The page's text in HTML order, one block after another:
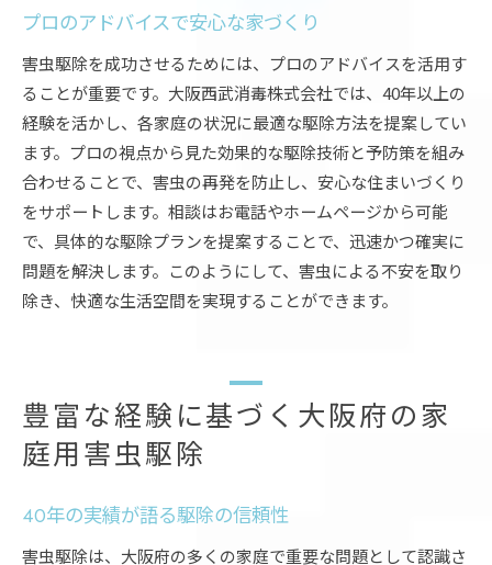
プロのアドバイスで安心な家づくり
害虫駆除を成功させるためには、プロのアドバイスを活用す
ることが重要です。大阪西武消毒株式会社では、40年以上の
経験を活かし、各家庭の状況に最適な駆除方法を提案してい
ます。プロの視点から見た効果的な駆除技術と予防策を組み
合わせることで、害虫の再発を防止し、安心な住まいづくり
をサポートします。相談はお電話やホームページから可能
で、具体的な駆除プランを提案することで、迅速かつ確実に
問題を解決します。このようにして、害虫による不安を取り
除き、快適な生活空間を実現することができます。
豊富な経験に基づく大阪府の家
庭用害虫駆除
40年の実績が語る駆除の信頼性
害虫駆除は、大阪府の多くの家庭で重要な問題として認識さ